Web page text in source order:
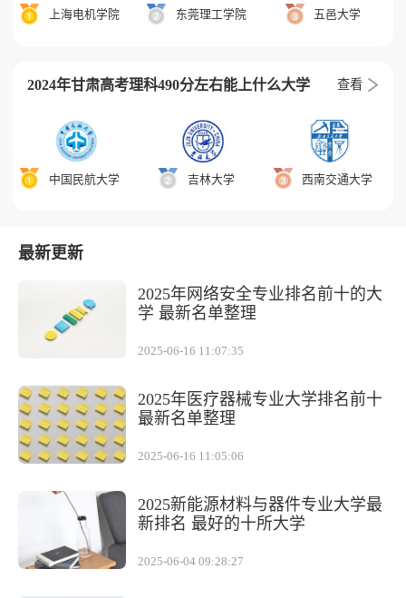
上海电机学院 东莞理工学院 五邑大学
2024年甘肃高考理科490分左右能上什么大学 查看
中国民航大学 吉林大学 西南交通大学
最新更新
2025年网络安全专业排名前十的大
学 最新名单整理
2025-06-16 11:07:35
2025年医疗器械专业大学排名前十
最新名单整理
2025-06-16 11:05:06
2025新能源材料与器件专业大学最
新排名 最好的十所大学
2025-06-04 09:28:27